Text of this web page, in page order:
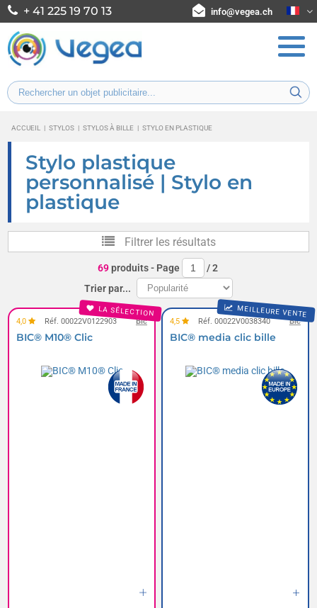
+ 41 225 19 70 13 info@vegea.ch
ACCUEIL | STYLOS | STYLOS À BILLE | STYLO EN PLASTIQUE
Stylo plastique
personnalisé | Stylo en
plastique
Filtrer les résultats
69produits- Page /2
Trier par...
LA SÉLECTION
Bic
4,0 Réf. 00022V0122903
BIC® M10® Clic
MEILLEURE VENTE
Bic
4,5 Réf. 00022V0038340
BIC® media clic bille